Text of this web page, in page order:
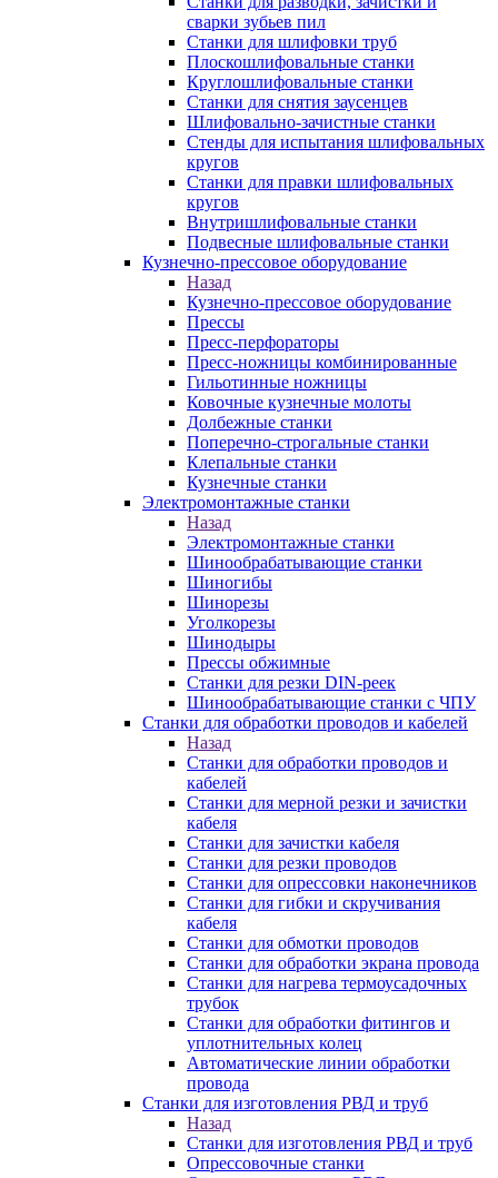
сварки зубьев пил
Станки для шлифовки труб
Плоскошлифовальные станки
Круглошлифовальные станки
Станки для снятия заусенцев
Шлифовально-зачистные станки
Стенды для испытания шлифовальных
кругов
Станки для правки шлифовальных
кругов
Внутришлифовальные станки
Подвесные шлифовальные станки
Кузнечно-прессовое оборудование
Назад
Кузнечно-прессовое оборудование
Прессы
Пресс-перфораторы
Пресс-ножницы комбинированные
Гильотинные ножницы
Ковочные кузнечные молоты
Долбежные станки
Поперечно-строгальные станки
Клепальные станки
Кузнечные станки
Электромонтажные станки
Назад
Электромонтажные станки
Шинообрабатывающие станки
Шиногибы
Шинорезы
Уголкорезы
Шинодыры
Прессы обжимные
Станки для резки DIN-реек
Шинообрабатывающие станки с ЧПУ
Станки для обработки проводов и кабелей
Назад
Станки для обработки проводов и
кабелей
Станки для мерной резки и зачистки
кабеля
Станки для зачистки кабеля
Станки для резки проводов
Станки для опрессовки наконечников
Станки для гибки и скручивания
кабеля
Станки для обмотки проводов
Станки для обработки экрана провода
Станки для нагрева термоусадочных
трубок
Станки для обработки фитингов и
уплотнительных колец
Автоматические линии обработки
провода
Станки для изготовления РВД и труб
Назад
Станки для изготовления РВД и труб
Опрессовочные станки